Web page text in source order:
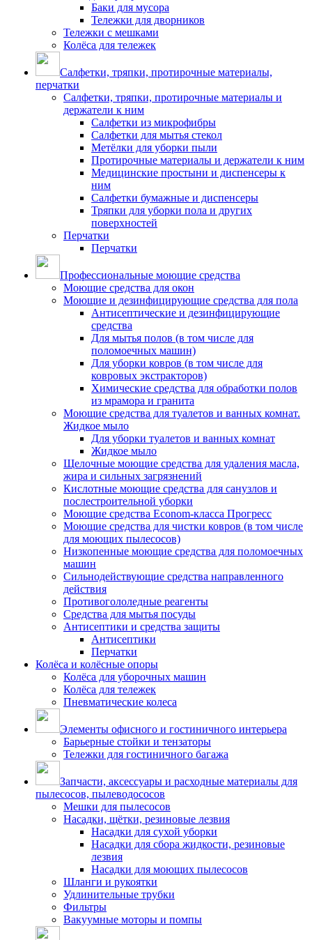
Баки для мусора
Тележки для дворников
Тележки с мешками
Колёса для тележек
Салфетки, тряпки, протирочные материалы,
перчатки
Салфетки, тряпки, протирочные материалы и
держатели к ним
Салфетки из микрофибры
Салфетки для мытья стекол
Метёлки для уборки пыли
Протирочные материалы и держатели к ним
Медицинские простыни и диспенсеры к
ним
Салфетки бумажные и диспенсеры
Тряпки для уборки пола и других
поверхностей
Перчатки
Перчатки
Профессиональные моющие средства
Моющие средства для окон
Моющие и дезинфицирующие средства для пола
Антисептические и дезинфицирующие
средства
Для мытья полов (в том числе для
поломоечных машин)
Для уборки ковров (в том числе для
ковровых экстракторов)
Химические средства для обработки полов
из мрамора и гранита
Моющие средства для туалетов и ванных комнат.
Жидкое мыло
Для уборки туалетов и ванных комнат
Жидкое мыло
Щелочные моющие средства для удаления масла,
жира и сильных загрязнений
Кислотные моющие средства для санузлов и
послестроительной уборки
Моющие средства Econom-класса Прогресс
Моющие средства для чистки ковров (в том числе
для моющих пылесосов)
Низкопенные моющие средства для поломоечных
машин
Сильнодействующие средства направленного
действия
Противогололедные реагенты
Средства для мытья посуды
Антисептики и средства защиты
Антисептики
Перчатки
Колёса и колёсные опоры
Колёса для уборочных машин
Колёса для тележек
Пневматические колеса
Элементы офисного и гостиничного интерьера
Барьерные стойки и тензаторы
Тележки для гостиничного багажа
Запчасти, аксессуары и расходные материалы для
пылесосов, пылеводососов
Мешки для пылесосов
Насадки, щётки, резиновые лезвия
Насадки для сухой уборки
Насадки для сбора жидкости, резиновые
лезвия
Насадки для моющих пылесосов
Шланги и рукоятки
Удлинительные трубки
Фильтры
Вакуумные моторы и помпы